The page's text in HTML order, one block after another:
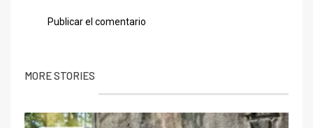
MORE STORIES